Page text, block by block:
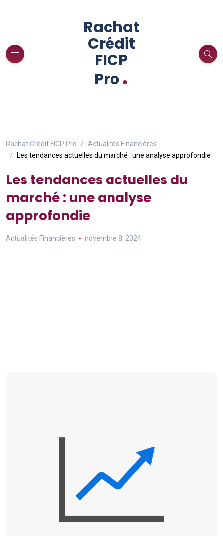
Rachat
Crédit
FICP
Pro.
Rachat Crédit FICP Pro
Actualités Financières
Les tendances actuelles du marché : une analyse approfondie
Les tendances actuelles du
marché : une analyse
approfondie
Actualités Financières novembre 8, 2024